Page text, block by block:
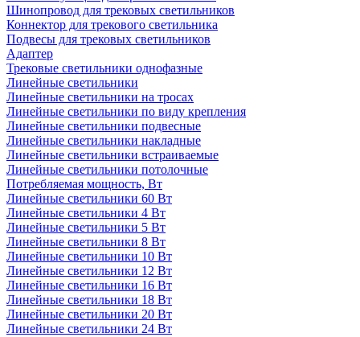
Шинопровод для трековых светильников
Коннектор для трекового светильника
Подвесы для трековых светильников
Адаптер
Трековые светильники однофазные
Линейные светильники
Линейные светильники на тросах
Линейные светильники по виду крепления
Линейные светильники подвесные
Линейные светильники накладные
Линейные светильники встраиваемые
Линейные светильники потолочные
Потребляемая мощность, Вт
Линейные светильники 60 Вт
Линейные светильники 4 Вт
Линейные светильники 5 Вт
Линейные светильники 8 Вт
Линейные светильники 10 Вт
Линейные светильники 12 Вт
Линейные светильники 16 Вт
Линейные светильники 18 Вт
Линейные светильники 20 Вт
Линейные светильники 24 Вт